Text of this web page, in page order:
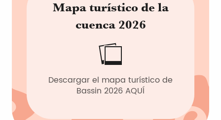
Mapa turístico de la
cuenca 2026
Descargar el mapa turístico de
Bassin 2026 AQUÍ